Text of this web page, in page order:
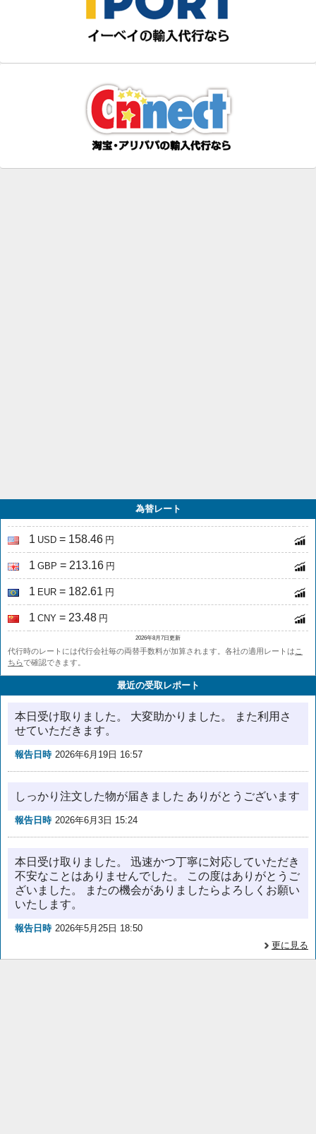
為替レート
1 USD = 158.46 円
1 GBP = 213.16 円
1 EUR = 182.61 円
1 CNY = 23.48 円
2026年8月7日更新
代行時のレートには代行会社毎の両替手数料が加算されます。各社の適用レートはこ
ちらで確認できます。
最近の受取レポート
本日受け取りました。 大変助かりました。 また利用さ
せていただきます。
報告日時 2026年6月19日 16:57
しっかり注文した物が届きました ありがとうございます
報告日時 2026年6月3日 15:24
本日受け取りました。 迅速かつ丁寧に対応していただき
不安なことはありませんでした。 この度はありがとうご
ざいました。 またの機会がありましたらよろしくお願い
いたします。
報告日時 2026年5月25日 18:50
更に見る